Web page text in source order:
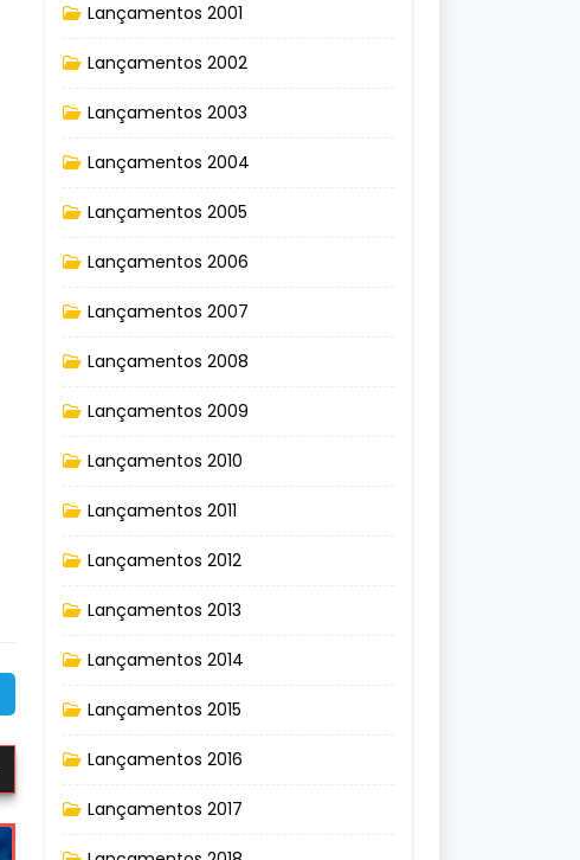
Lançamentos 2001
Lançamentos 2002
Lançamentos 2003
Lançamentos 2004
Lançamentos 2005
Lançamentos 2006
Lançamentos 2007
Lançamentos 2008
Lançamentos 2009
Lançamentos 2010
Lançamentos 2011
Lançamentos 2012
Lançamentos 2013
Lançamentos 2014
Lançamentos 2015
Lançamentos 2016
Lançamentos 2017